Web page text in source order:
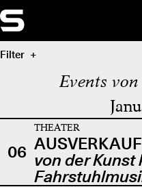
Filter
Events
06
THEATER
von der Kunst